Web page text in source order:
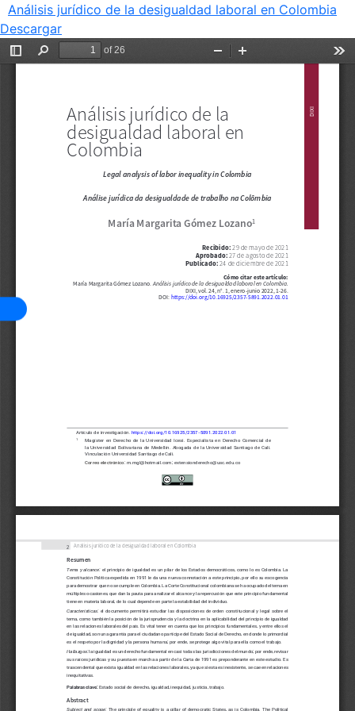
Análisis jurídico de la desigualdad laboral en Colombia
Descargar